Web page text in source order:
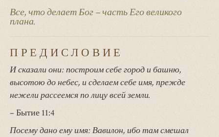
Все, что делает Бог – часть Его великого
плана.
ПРЕДИСЛОВИЕ
И сказали они: построим себе город и башню,
высотою до небес, и сделаем себе имя, прежде
нежели рассеемся по лицу всей земли.
– Бытие 11:4
Посему дано ему имя: Вавилон, ибо там смешал